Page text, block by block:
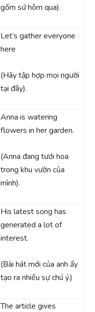
gốm sứ hôm qua).
Let’s gather everyone
here
(Hãy tập hợp mọi người
tại đây).
Anna is watering
flowers in her garden.
(Anna đang tưới hoa
trong khu vườn của
mình).
His latest song has
generated a lot of
interest.
(Bài hát mới của anh ấy
tạo ra nhiều sự chú ý.)
The article gives